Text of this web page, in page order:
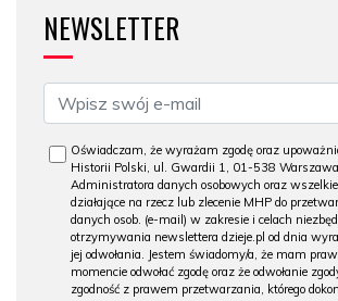
NEWSLETTER
Oświadczam, że wyrażam zgodę oraz
Historii Polski, ul. Gwardii 1, 01-538
Administratora danych osobowych oraz
działające na rzecz lub zlecenie MHP do
danych osob. (e-mail) w zakresie i celach
otrzymywania newslettera dzieje.pl od dnia
jej odwołania. Jestem świadomy/a, że mam
momencie odwołać zgodę oraz że odwołanie
zgodność z prawem przetwarzania, którego